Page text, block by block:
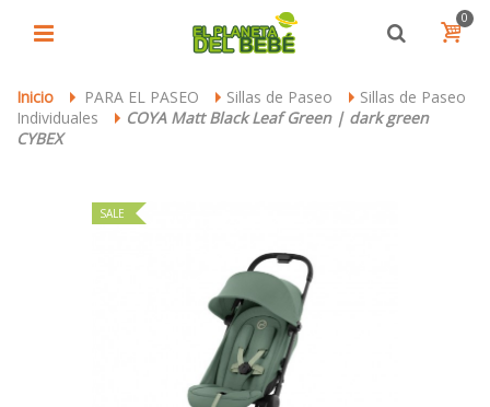
0
Inicio > PARA EL PASEO > Sillas de Paseo > Sillas de Paseo
Individuales
> COYA Matt Black Leaf Green | dark green
CYBEX
SALE